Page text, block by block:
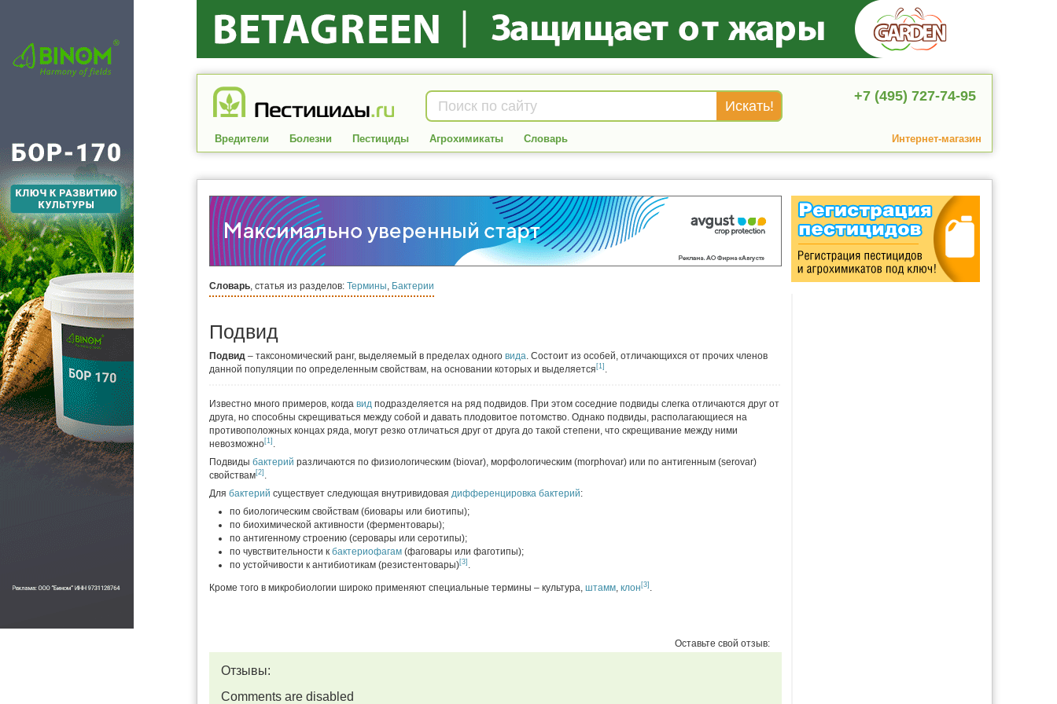
+7 (495) 727-74-95
Вредители Болезни Пестициды Агрохимикаты Словарь Интернет-магазин
Словарь, статья из разделов: Термины, Бактерии
Подвид
Подвид – таксономический ранг, выделяемый в пределах одного вида. Состоит из особей, отличающихся от прочих членов
данной популяции по определенным свойствам, на основании которых и выделяется [1] .
Известно много примеров, когда вид подразделяется на ряд подвидов. При этом соседние подвиды слегка отличаются друг от
друга, но способны скрещиваться между собой и давать плодовитое потомство. Однако подвиды, располагающиеся на
противоположных концах ряда, могут резко отличаться друг от друга до такой степени, что скрещивание между ними
невозможно[1] .
Подвиды бактерий различаются по физиологическим (biovar), морфологическим (morphovar) или по антигенным (serovar)
свойствам[2] .
Для бактерий существует следующая внутривидовая дифференцировка бактерий:
по биологическим свойствам (биовары или биотипы);
по биохимической активности (ферментовары);
по антигенному строению (серовары или серотипы);
по чувствительности к бактериофагам (фаговары или фаготипы);
по устойчивости к антибиотикам (резистентовары)[3] .
Кроме того в микробиологии широко применяют специальные термины – культура, штамм, клон [3] .
Оставьте свой отзыв:
Отзывы:
Comments are disabled